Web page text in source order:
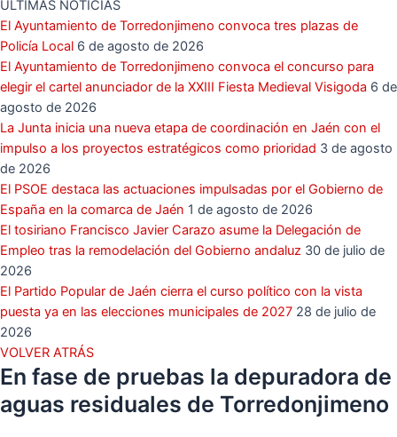
ÚLTIMAS NOTICIAS
El Ayuntamiento de Torredonjimeno convoca tres plazas de
Policía Local 6 de agosto de 2026
El Ayuntamiento de Torredonjimeno convoca el concurso para
elegir el cartel anunciador de la XXIII Fiesta Medieval Visigoda 6 de
agosto de 2026
La Junta inicia una nueva etapa de coordinación en Jaén con el
impulso a los proyectos estratégicos como prioridad 3 de agosto
de 2026
El PSOE destaca las actuaciones impulsadas por el Gobierno de
España en la comarca de Jaén 1 de agosto de 2026
El tosiriano Francisco Javier Carazo asume la Delegación de
Empleo tras la remodelación del Gobierno andaluz 30 de julio de
2026
El Partido Popular de Jaén cierra el curso político con la vista
puesta ya en las elecciones municipales de 2027 28 de julio de
2026
VOLVER ATRÁS
En fase de pruebas la depuradora de
aguas residuales de Torredonjimeno